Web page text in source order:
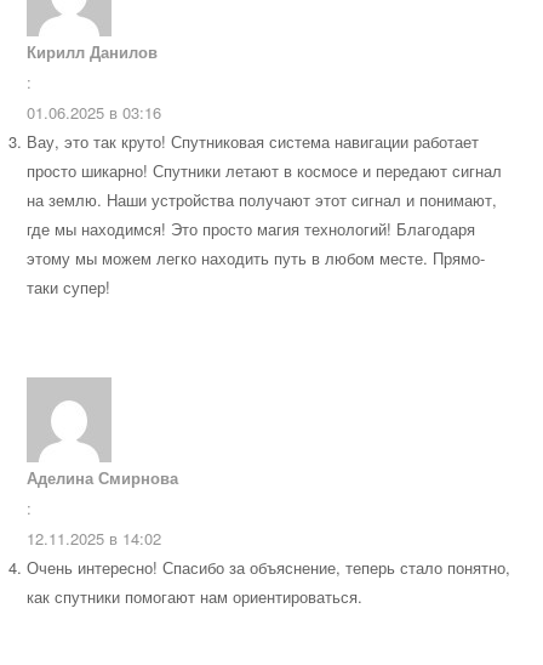
Кирилл Данилов
:
01.06.2025 в 03:16
Вау, это так круто! Спутниковая система навигации работает
просто шикарно! Спутники летают в космосе и передают сигнал
на землю. Наши устройства получают этот сигнал и понимают,
где мы находимся! Это просто магия технологий! Благодаря
этому мы можем легко находить путь в любом месте. Прямо-
таки супер!
Аделина Смирнова
:
12.11.2025 в 14:02
Очень интересно! Спасибо за объяснение, теперь стало понятно,
как спутники помогают нам ориентироваться.